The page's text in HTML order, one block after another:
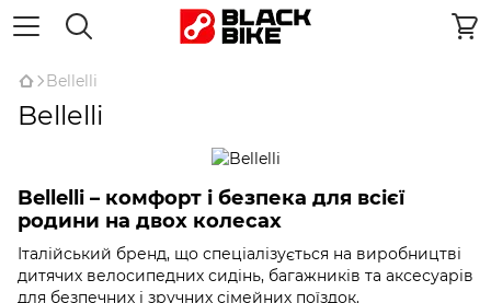
Bellelli
Bellelli
Bellelli – комфорт і безпека для всієї
родини на двох колесах
Італійський бренд, що спеціалізується на виробництві
дитячих велосипедних сидінь, багажників та аксесуарів
для безпечних і зручних сімейних поїздок.